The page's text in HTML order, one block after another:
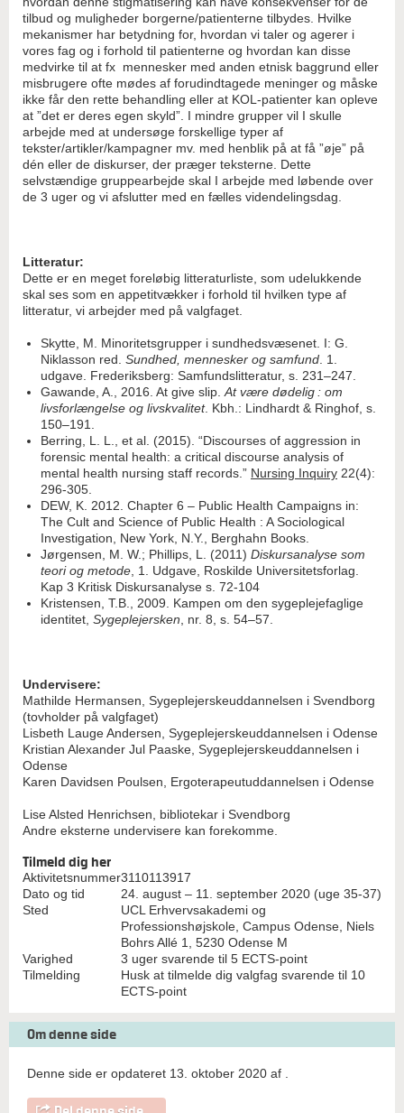
tilbud og muligheder borgerne/patienterne tilbydes. Hvilke
mekanismer har betydning for, hvordan vi taler og agerer i
vores fag og i forhold til patienterne og hvordan kan disse
medvirke til at fx mennesker med anden etnisk baggrund eller
misbrugere ofte mødes af forudindtagede meninger og måske
ikke får den rette behandling eller at KOL-patienter kan opleve
at ”det er deres egen skyld”. I mindre grupper vil I skulle
arbejde med at undersøge forskellige typer af
tekster/artikler/kampagner mv. med henblik på at få ”øje” på
dén eller de diskurser, der præger teksterne. Dette
selvstændige gruppearbejde skal I arbejde med løbende over
de 3 uger og vi afslutter med en fælles videndelingsdag.
Litteratur:
Dette er en meget foreløbig litteraturliste, som udelukkende
skal ses som en appetitvækker i forhold til hvilken type af
litteratur, vi arbejder med på valgfaget.
Skytte, M. Minoritetsgrupper i sundhedsvæsenet. I: G.
Niklasson red. Sundhed, mennesker og samfund . 1.
udgave. Frederiksberg: Samfundslitteratur, s. 231–247.
Gawande, A., 2016. At give slip. At være dødelig : om
livsforlængelse og livskvalitet. Kbh.: Lindhardt & Ringhof, s.
150–191.
Berring, L. L., et al. (2015). “Discourses of aggression in
forensic mental health: a critical discourse analysis of
mental health nursing staff records.” Nursing Inquiry 22(4):
296-305.
DEW, K. 2012. Chapter 6 – Public Health Campaigns in:
The Cult and Science of Public Health : A Sociological
Investigation, New York, N.Y., Berghahn Books.
Jørgensen, M. W.; Phillips, L. (2011) Diskursanalyse som
teori og metode , 1. Udgave, Roskilde Universitetsforlag.
Kap 3 Kritisk Diskursanalyse s. 72-104
Kristensen, T.B., 2009. Kampen om den sygeplejefaglige
identitet, Sygeplejersken , nr. 8, s. 54–57.
Undervisere:
Mathilde Hermansen, Sygeplejerskeuddannelsen i Svendborg
(tovholder på valgfaget)
Lisbeth Lauge Andersen, Sygeplejerskeuddannelsen i Odense
Kristian Alexander Jul Paaske, Sygeplejerskeuddannelsen i
Odense
Karen Davidsen Poulsen, Ergoterapeutuddannelsen i Odense
Lise Alsted Henrichsen, bibliotekar i Svendborg
Andre eksterne undervisere kan forekomme.
Tilmeld dig her
Aktivitetsnummer3110113917
Dato og tid
24. august – 11. september 2020 (uge 35-37)
Sted
UCL Erhvervsakademi og
Professionshøjskole, Campus Odense, Niels
Bohrs Allé 1, 5230 Odense M
Varighed
3 uger svarende til 5 ECTS-point
Tilmelding
Husk at tilmelde dig valgfag svarende til 10
ECTS-point
Om denne side
Denne side er opdateret 13. oktober 2020 af